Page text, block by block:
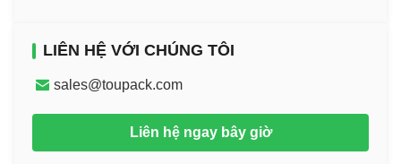
LIÊN HỆ VỚI CHÚNG TÔI
sales@toupack.com
Liên hệ ngay bây giờ